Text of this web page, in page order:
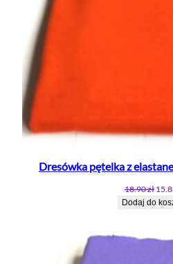
Dresówka pętelka z
18.90zł
cena
Dodaj do